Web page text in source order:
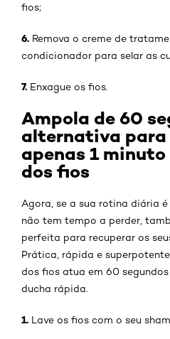
fios;
6. Remova o creme de
condicionador para selar as
7. Enxague os fios.
Ampola de 60
alternativa para
apenas 1
dos fios
Agora, se a sua rotina diária
não tem tempo a perder,
perfeita para recuperar os
Prática, rápida e
dos fios atua em 60
ducha rápida.
1. Lave os fios com o seu